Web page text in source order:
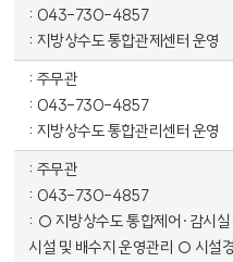
043-730-4857
지방상수도 통합관제센터 운영
주무관
043-730-4857
지방상수도 통합관리센터 운영
주무관
043-730-4857
○ 지방상수도 통합제어·감시
시설 및 배수지 운영관리 ○ 시설